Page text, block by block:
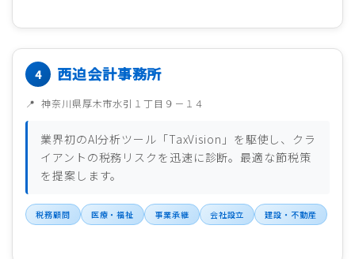
西迫会計事務所
神奈川県厚木市水引１丁目９－１４
業界初のAI分析ツール「TaxVision」を駆使し、クラ
イアントの税務リスクを迅速に診断。最適な節税策
を提案します。
税務顧問 医療・福祉 事業承継 会社設立 建設・不動産